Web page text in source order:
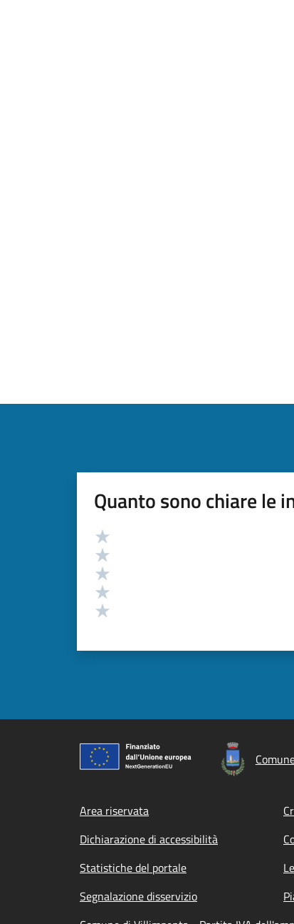
Quanto sono chiare le
Valutazione
Footer menu
Area riservata
Dichiarazione di accessibilità
Statistiche del portale
Segnalazione disservizio